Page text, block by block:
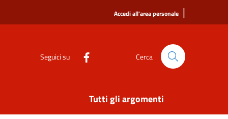
Accedi all'area personale |
Seguici su Cerca
Tutti gli argomenti